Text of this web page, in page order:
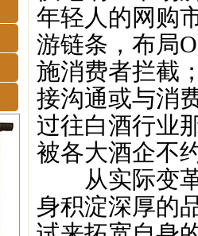
年轻人的网购
游链条，布局
施消费者拦截
接沟通或与消
过往白酒行业
被各大酒企不
从实际变革
身积淀深厚的